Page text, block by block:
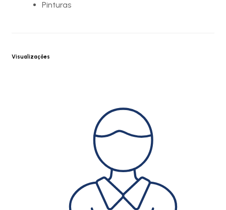
Pinturas
Visualizações